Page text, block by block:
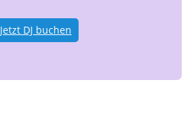
Jetzt DJ buchen